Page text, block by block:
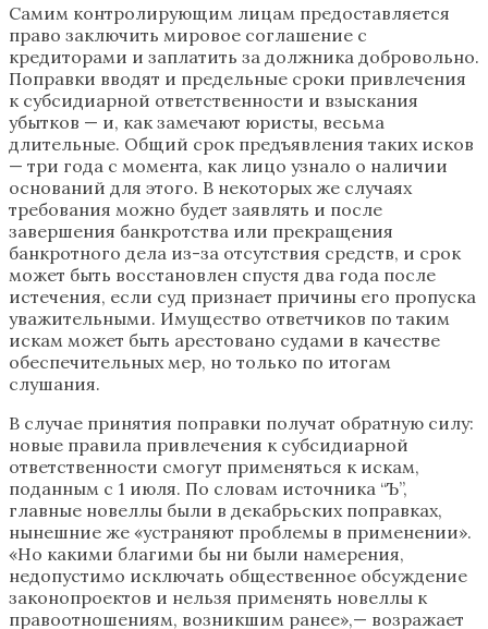
Самим контролирующим лицам предоставляется
право заключить мировое соглашение с
кредиторами и заплатить за должника добровольно.
Поправки вводят и предельные сроки привлечения
к субсидиарной ответственности и взыскания
убытков — и, как замечают юристы, весьма
длительные. Общий срок предъявления таких исков
— три года с момента, как лицо узнало о наличии
оснований для этого. В некоторых же случаях
требования можно будет заявлять и после
завершения банкротства или прекращения
банкротного дела из-за отсутствия средств, и срок
может быть восстановлен спустя два года после
истечения, если суд признает причины его пропуска
уважительными. Имущество ответчиков по таким
искам может быть арестовано судами в качестве
обеспечительных мер, но только по итогам
слушания.
В случае принятия поправки получат обратную силу:
новые правила привлечения к субсидиарной
ответственности смогут применяться к искам,
поданным с 1 июля. По словам источника “Ъ”,
главные новеллы были в декабрьских поправках,
нынешние же «устраняют проблемы в применении».
«Но какими благими бы ни были намерения,
недопустимо исключать общественное обсуждение
законопроектов и нельзя применять новеллы к
правоотношениям, возникшим ранее»,— возражает